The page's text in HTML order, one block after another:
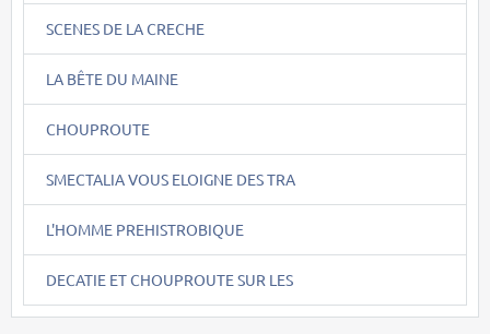
SCENES DE LA CRECHE
LA BÊTE DU MAINE
CHOUPROUTE
SMECTALIA VOUS ELOIGNE DES TRA
L'HOMME PREHISTROBIQUE
DECATIE ET CHOUPROUTE SUR LES